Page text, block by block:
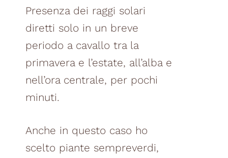
Presenza dei raggi solari
diretti solo in un breve
periodo a cavallo tra la
primavera e l’estate, all’alba e
nell’ora centrale, per pochi
minuti.
Anche in questo caso ho
scelto piante sempreverdi,